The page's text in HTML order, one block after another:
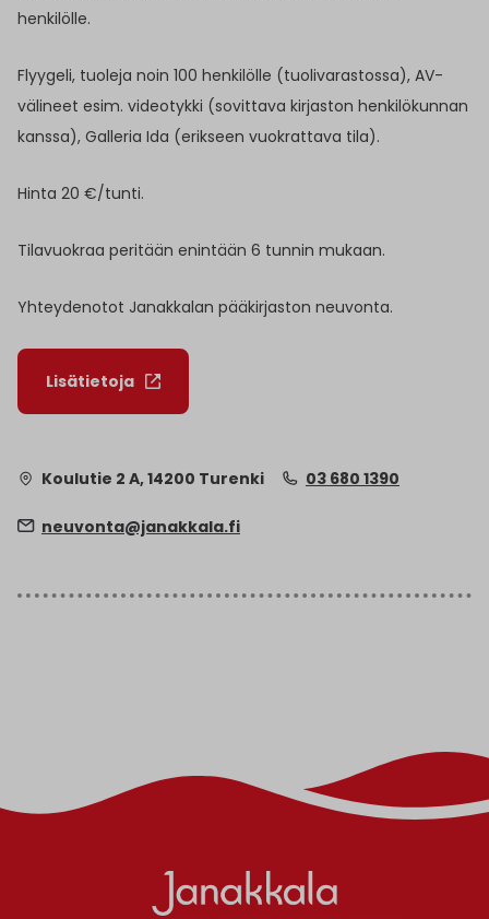
henkilölle.
Flyygeli, tuoleja noin 100 henkilölle (tuolivarastossa), AV-
välineet esim. videotykki (sovittava kirjaston henkilökunnan
kanssa), Galleria Ida (erikseen vuokrattava tila).
Hinta 20 €/tunti.
Tilavuokraa peritään enintään 6 tunnin mukaan.
Yhteydenotot Janakkalan pääkirjaston neuvonta.
Lisätietoja
Koulutie 2 A, 14200 Turenki 03 680 1390
neuvonta@janakkala.fi